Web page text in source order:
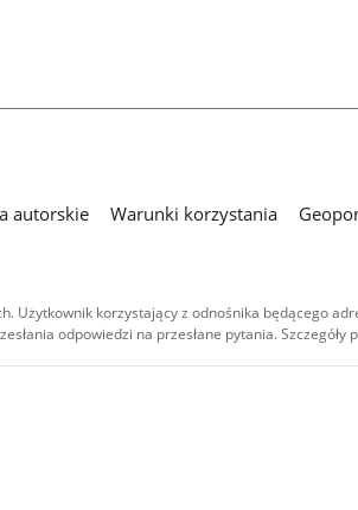
autorskie Warunki korzystania
Użytkownik korzystający z odnośnika będącego
odpowiedzi na przesłane pytania.
są
na tych samych
materiały audio i wideo,
użycie niekomercyjne -
inaczej.